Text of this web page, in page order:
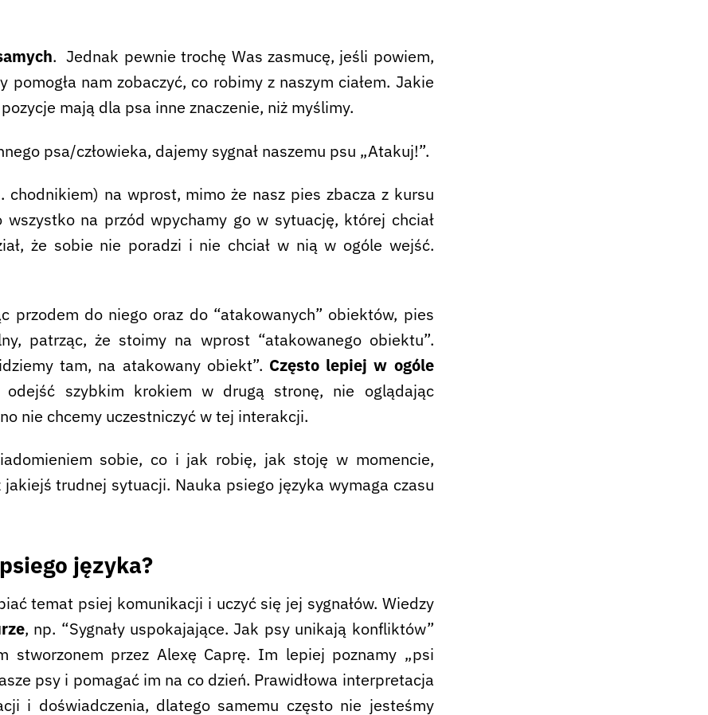
. Jednak pewnie trochę Was zasmucę, jeśli powiem,
nam zobaczyć, co robimy z naszym ciałem. Jakie
mają dla psa inne znaczenie, niż myślimy.
psa/człowieka, dajemy sygnał naszemu psu „Atakuj!”.
na wprost, mimo że nasz pies zbacza z kursu
na przód wpychamy go w sytuację, której chciał
że sobie nie poradzi i nie chciał w nią w ogóle wejść.
przodem do niego oraz do “atakowanych” obiektów, pies
patrząc, że stoimy na wprost “atakowanego obiektu”.
tam, na atakowany obiekt”. Często lepiej w ogóle
szybkim krokiem w drugą stronę, nie oglądając
nie chcemy uczestniczyć w tej interakcji.
sobie, co i jak robię, jak stoję w momencie,
trudnej sytuacji. Nauka psiego języka wymaga czasu
języka?
temat psiej komunikacji i uczyć się jej sygnałów. Wiedzy
, np. “Sygnały uspokajające. Jak psy unikają konfliktów”
stworzonem przez Alexę Caprę. Im lepiej poznamy „psi
psy i pomagać im na co dzień. Prawidłowa interpretacja
i doświadczenia, dlatego samemu często nie jesteśmy